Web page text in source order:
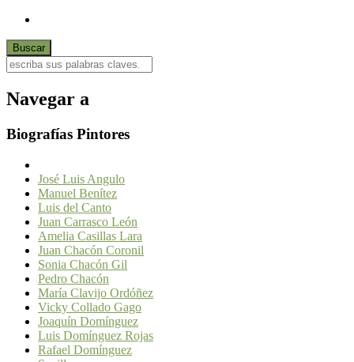
Navegar a
Biografías Pintores
José Luis Angulo
Manuel Benítez
Luis del Canto
Juan Carrasco León
Amelia Casillas Lara
Juan Chacón Coronil
Sonia Chacón Gil
Pedro Chacón
María Clavijo Ordóñez
Vicky Collado Gago
Joaquín Domínguez
Luis Domínguez Rojas
Rafael Domínguez